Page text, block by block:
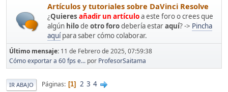
Artículos y tutoriales sobre DaVinci Resolve
¿Quieres añadir un artículoa este foro o crees que
algún hilode otro forodebería estaraquí? -> Pincha
aquípara saber cómo colaborar.
Último mensaje: 11 de Febrero de 2025, 07:59:38
Cómo exportar a 60 fps e... por ProfesorSaitama
IR ABAJO Páginas 1 2 3 4